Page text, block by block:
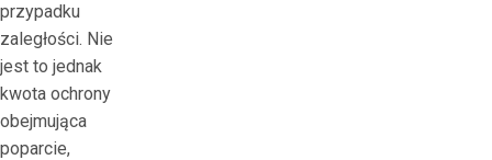
przypadku
zaległości. Nie
jest to jednak
kwota ochrony
obejmująca
poparcie,